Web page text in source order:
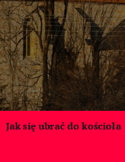
Jak się ubrać do kościoła